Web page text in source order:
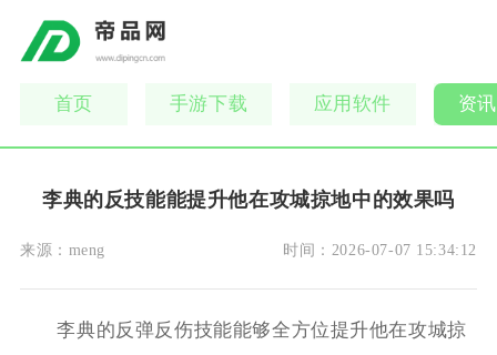
首页 手游下载 应用软件 资
李典的反技能能提升他在攻城掠地中的效果吗
来源： meng 时间： 2026-07-07 15:34:12
李典的反弹反伤技能能够全方位提升他在攻城掠